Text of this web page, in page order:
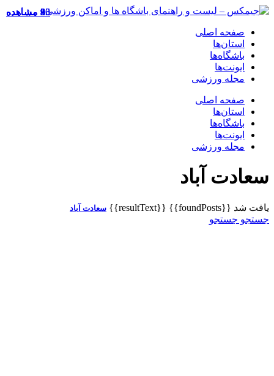
صفحه اصلی
استان‌ها
باشگاه‌ها
ایونت‌ها
مجله ورزشی
صفحه اصلی
استان‌ها
باشگاه‌ها
ایونت‌ها
مجله ورزشی
سعادت آباد
یافت شد {{foundPosts}}
{{resultText}} سعادت آباد
جستجو جستجو
20 مشاهده
8 مشاهده
35 مشاهده
13 مشاهده
2 مشاهده
9 مشاهده
9 مشاهده
9 مشاهده
8 مشاهده
8 مشاهده